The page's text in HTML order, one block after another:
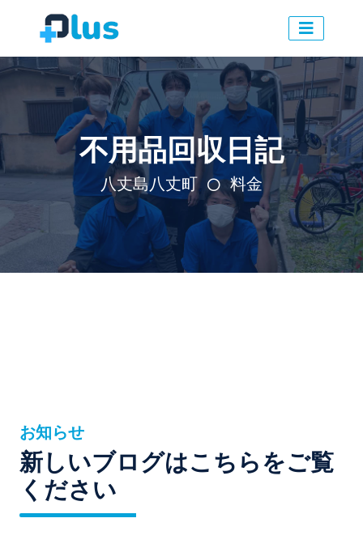
不用品回収日記
八丈島八丈町 料金
お知らせ
新しいブログはこちらをご覧
ください